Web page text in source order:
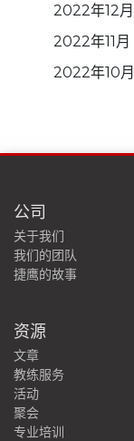
2022年12月
2022年11月
2022年10月
公司
关于我们
我们的团队
捷鹰的故事
资源
文章
教练服务
活动
聚会
专业培训